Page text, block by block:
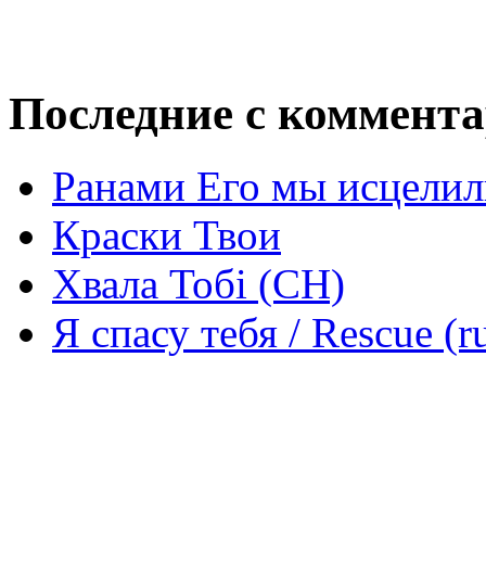
Последние с
Ранами Его мы
Краски Твои
Хвала Тобі (СН)
Я спасу тебя / Rescue